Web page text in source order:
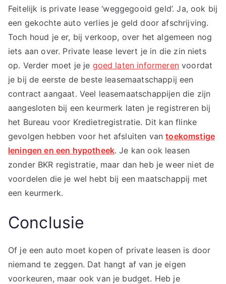
Feitelijk is private lease ‘weggegooid geld’. Ja, ook bij
een gekochte auto verlies je geld door afschrijving.
Toch houd je er, bij verkoop, over het algemeen nog
iets aan over. Private lease levert je in die zin niets
op. Verder moet je je goed laten informerenvoordat
je bij de eerste de beste leasemaatschappij een
contract aangaat. Veel leasemaatschappijen die zijn
aangesloten bij een keurmerk laten je registreren bij
het Bureau voor Kredietregistratie. Dit kan flinke
gevolgen hebben voor het afsluiten vantoekomstige
leningen en een hypotheek. Je kan ook leasen
zonder BKR registratie, maar dan heb je weer niet de
voordelen die je wel hebt bij een maatschappij met
een keurmerk.
Conclusie
Of je een auto moet kopen of private leasen is door
niemand te zeggen. Dat hangt af van je eigen
voorkeuren, maar ook van je budget. Heb je